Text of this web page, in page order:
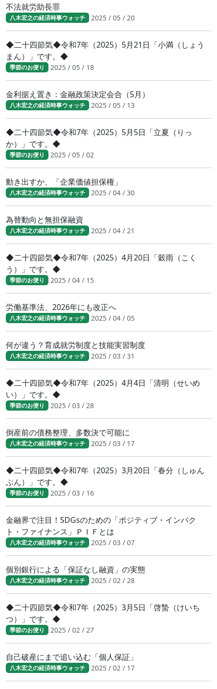
不法就労助長罪
八木宏之の経済時事ウォッチ 2025 / 05 / 20
◆二十四節気◆令和7年（2025）5月21日「小満（しょう
まん）」です。◆
季節のお便り 2025 / 05 / 18
金利据え置き：金融政策決定会合（5月）
八木宏之の経済時事ウォッチ 2025 / 05 / 13
◆二十四節気◆令和7年（2025）5月5日「立夏（りっ
か）」です。◆
季節のお便り 2025 / 05 / 02
動き出すか、「企業価値担保権」
八木宏之の経済時事ウォッチ 2025 / 04 / 30
為替動向と無担保融資
八木宏之の経済時事ウォッチ 2025 / 04 / 21
◆二十四節気◆令和7年（2025）4月20日「穀雨（こく
う）」です。◆
季節のお便り 2025 / 04 / 15
労働基準法、2026年にも改正へ
八木宏之の経済時事ウォッチ 2025 / 04 / 05
何が違う？育成就労制度と技能実習制度
八木宏之の経済時事ウォッチ 2025 / 03 / 31
◆二十四節気◆令和7年（2025）4月4日「清明（せいめ
い）」です。◆
季節のお便り 2025 / 03 / 28
倒産前の債務整理、多数決で可能に
八木宏之の経済時事ウォッチ 2025 / 03 / 17
◆二十四節気◆令和7年（2025）3月20日「春分（しゅん
ぶん）」です。◆
季節のお便り 2025 / 03 / 16
金融界で注目！SDGsのための「ポジティブ・インパク
ト・ファイナンス」ＰＩＦとは
八木宏之の経済時事ウォッチ 2025 / 03 / 07
個別銀行による「保証なし融資」の実態
八木宏之の経済時事ウォッチ 2025 / 02 / 28
◆二十四節気◆令和7年（2025）3月5日「啓蟄（けいち
つ）」です。◆
季節のお便り 2025 / 02 / 27
自己破産にまで追い込む「個人保証」
八木宏之の経済時事ウォッチ 2025 / 02 / 17